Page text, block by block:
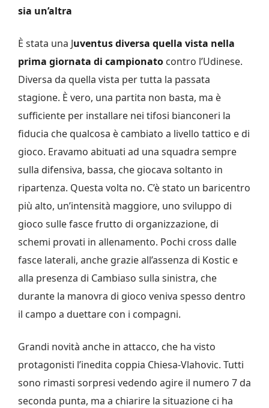
sia un’altra
È stata una Juventus diversa quella vista nella
prima giornata di campionato contro l’Udinese.
Diversa da quella vista per tutta la passata
stagione. È vero, una partita non basta, ma è
sufficiente per installare nei tifosi bianconeri la
fiducia che qualcosa è cambiato a livello tattico e di
gioco. Eravamo abituati ad una squadra sempre
sulla difensiva, bassa, che giocava soltanto in
ripartenza. Questa volta no. C’è stato un baricentro
più alto, un’intensità maggiore, uno sviluppo di
gioco sulle fasce frutto di organizzazione, di
schemi provati in allenamento. Pochi cross dalle
fasce laterali, anche grazie all’assenza di Kostic e
alla presenza di Cambiaso sulla sinistra, che
durante la manovra di gioco veniva spesso dentro
il campo a duettare con i compagni.
Grandi novità anche in attacco, che ha visto
protagonisti l’inedita coppia Chiesa-Vlahovic. Tutti
sono rimasti sorpresi vedendo agire il numero 7 da
seconda punta, ma a chiarire la situazione ci ha